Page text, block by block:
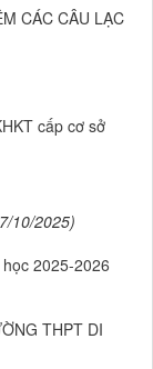
CÁC CÂU LẠC
cấp cơ sở
10/2025)
2025-2026
THPT DI